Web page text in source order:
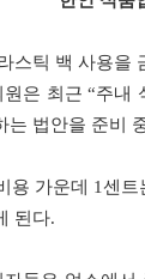
스틱 백 사용을
은 최근 “주내
는 법안을 준비
용 가운데 1센
된다.